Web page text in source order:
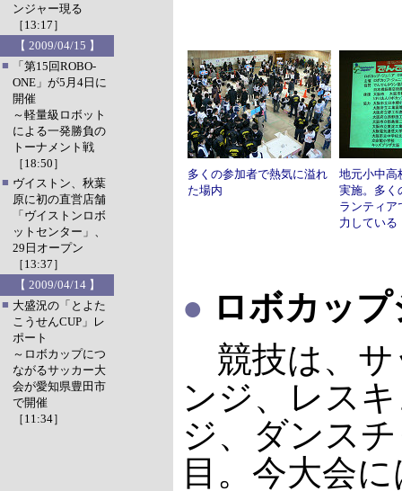
ンジャー現る
［13:17］
【 2009/04/15 】
■
「第15回ROBO-
ONE」が5月4日に
開催
～軽量級ロボット
による一発勝負の
トーナメント戦
［18:50］
■ ヴイストン、秋葉
原に初の直営店舗
「ヴイストンロボ
ットセンター」、
29日オープン
［13:37］
【 2009/04/14 】
■ 大盛況の「とよた
こうせんCUP」レ
ポート
～ロボカップにつ
ながるサッカー大
会が愛知県豊田市
で開催
［11:34］
多くの参加者で熱気に溢れ
た場内
地元小中高
実施。多く
ランティア
力している
● ロボカッ
競技は、サ
ンジ、レス
ジ、ダンス
目。今大会